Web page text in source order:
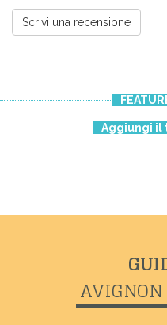
Scrivi una recensione
Aggiungi il